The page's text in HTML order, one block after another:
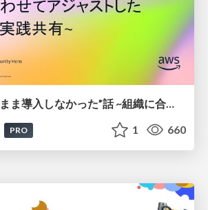
AI-DLCを “そのまま導入しなかった”話 ~組織に合わせてアジャストした 私たちの実践共有~
PRO 1 660